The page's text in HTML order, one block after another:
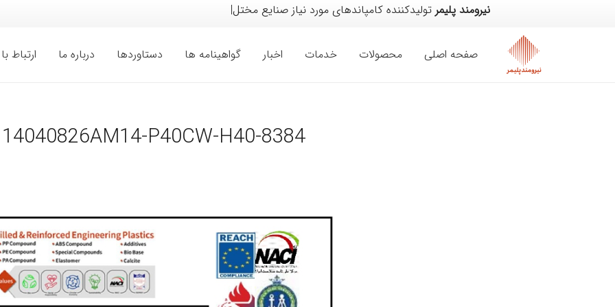
نیرومند پلیمر تولیدکننده کامپاندهای مورد نیاز صنایع مختلف خودرو
صفحه اصلی محصولات خدمات اخبار گواهینامه ها دستاوردها درباره ما ارتباط
14040826AM14-P40CW-H40-8384